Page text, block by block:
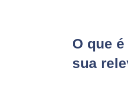
O que
sua